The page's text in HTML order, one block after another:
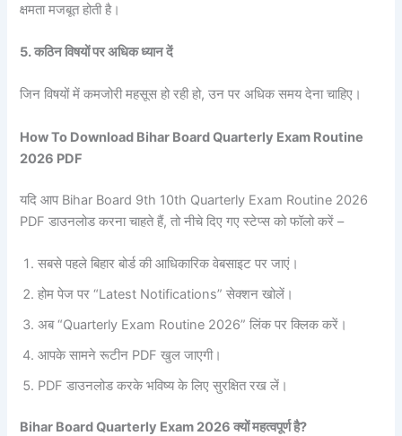
क्षमता मजबूत होती है।
5. कठिन विषयों पर अधिक ध्यान दें
जिन विषयों में कमजोरी महसूस हो रही हो, उन पर अधिक समय देना चाहिए।
How To Download Bihar Board Quarterly Exam Routine
2026 PDF
यदि आप Bihar Board 9th 10th Quarterly Exam Routine 2026
PDF डाउनलोड करना चाहते हैं, तो नीचे दिए गए स्टेप्स को फॉलो करें –
सबसे पहले बिहार बोर्ड की आधिकारिक वेबसाइट पर जाएं।
होम पेज पर “Latest Notifications” सेक्शन खोलें।
अब “Quarterly Exam Routine 2026” लिंक पर क्लिक करें।
आपके सामने रूटीन PDF खुल जाएगी।
PDF डाउनलोड करके भविष्य के लिए सुरक्षित रख लें।
Bihar Board Quarterly Exam 2026 क्यों महत्वपूर्ण है?